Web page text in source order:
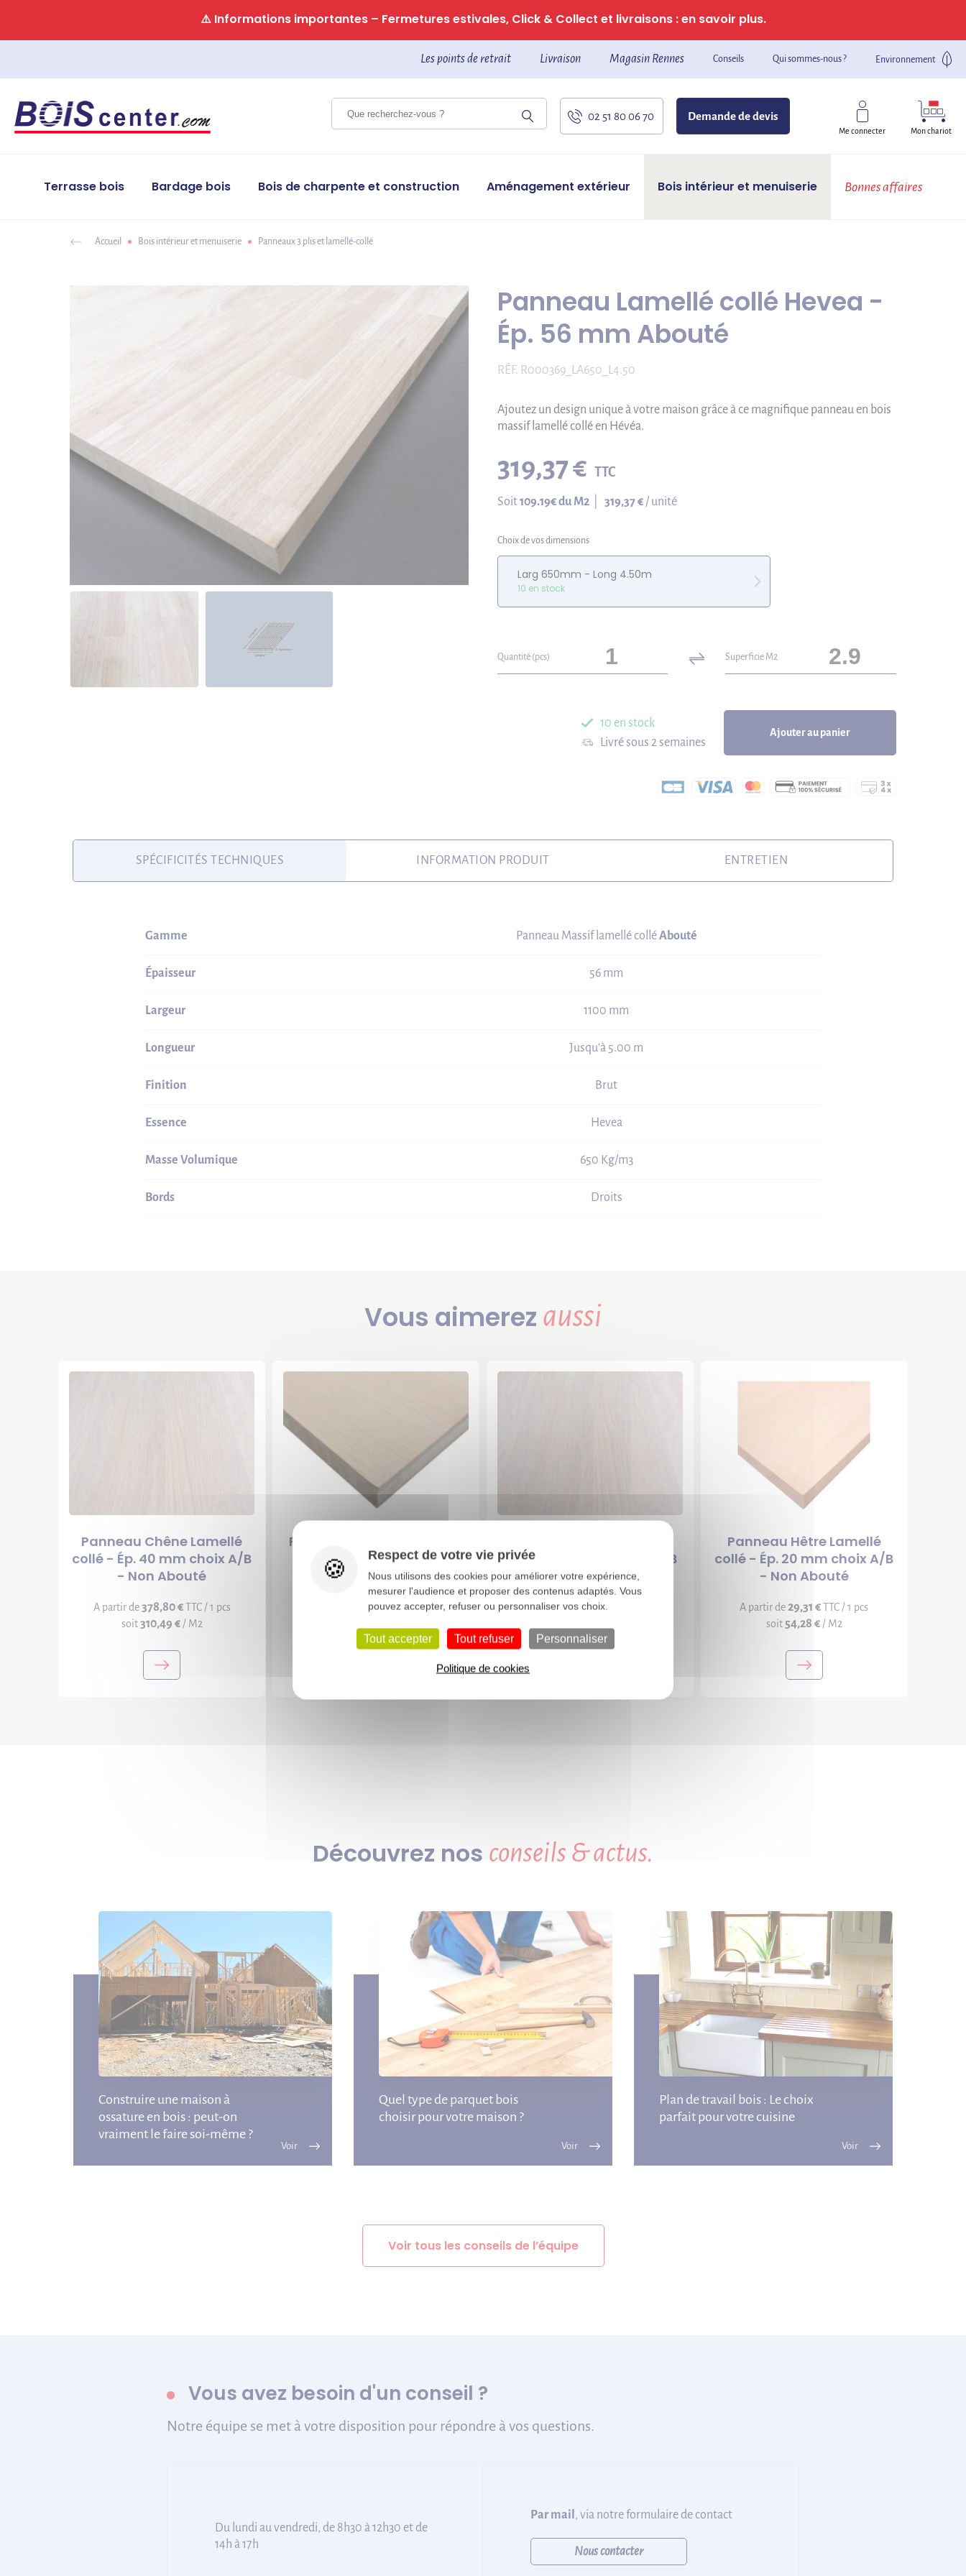
⚠️ Informations importantes – Fermetures estivales, Click & Collect et livraisons : en savoir plus.
Les points de retrait Livraison Magasin Rennes Conseils Qui sommes-nous ? Environnement
02 51 80 06 70 Demande de devis
Me connecter Mon chariot
Terrasse bois Bardage bois Bois de charpente et construction Aménagement extérieur Bois intérieur et menuiserie Bonnes affaires
Accueil Bois intérieur et menuiserie Panneaux 3 plis et lamellé-collé
Panneau Lamellé collé Hevea -
Ép. 56 mm Abouté
RÉF. R000369_LA650_L4.50
Ajoutez un design unique à votre maison grâce à ce magnifique panneau en bois
massif lamellé collé en Hévéa.
319,37 € TTC
Soit109.19€ du M2 319,37 € / unité
Choix de vos dimensions
Larg 650mm - Long 4.50m
10 en stock
Quantité (pcs) Superficie M2
10 en stock
Livré sous 2 semaines
Ajouter au panier
SPÉCIFICITÉS TECHNIQUES INFORMATION PRODUIT ENTRETIEN
Gamme Panneau Massif lamellé colléAbouté
Épaisseur 56 mm
Largeur 1100 mm
Longueur Jusqu'à 5.00 m
Finition Brut
Essence Hevea
Masse Volumique 650 Kg/m3
Bords Droits
Vous aimerez aussi
Panneau Chêne Lamellé
collé - Ép. 40 mm choix A/B
- Non Abouté
A partir de378,80 €TTC / 1 pcs
soit310,49 €/ M2
Panneau 3 Plis Chêne - Ép.
20 mm choix A/B
418,85 €TTC / 1 pcs
203,08 €/ M2
collé - Ép. 19 mm choix A/B
- Non Abouté
A partir de154,34 €
Panneau Hêtre Lamellé
collé - Ép. 20 mm choix A/B
- Non Abouté
A partir de29,31 €TTC / 1 pcs
soit 54,28 €/ M2
Découvrez nos conseils & actus.
Construire une maison à
ossature en bois : peut-on
vraiment le faire soi-même ?
Quel type de parquet bois
choisir pour votre maison ?
Plan de travail bois : Le choix
parfait pour votre cuisine
Voir tous les conseils de l’équipe
Vous avez besoin d'un conseil ?
Notre équipe se met à votre disposition pour répondre à vos questions.
Du lundi au vendredi, de 8h30 à 12h30 et de
14h à 17h
Par mail , via notre formulaire de contact
Nous contacter
Respect de votre vie privée
Nous utilisons des cookies pour améliorer votre expérience,
mesurer l'audience et proposer des contenus adaptés. Vous
pouvez accepter, refuser ou personnaliser vos choix.
Tout accepter Tout refuser Personnaliser
Politique de cookies